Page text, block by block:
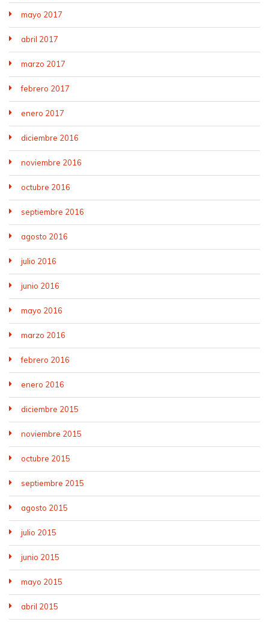
mayo 2017
abril 2017
marzo 2017
febrero 2017
enero 2017
diciembre 2016
noviembre 2016
octubre 2016
septiembre 2016
agosto 2016
julio 2016
junio 2016
mayo 2016
marzo 2016
febrero 2016
enero 2016
diciembre 2015
noviembre 2015
octubre 2015
septiembre 2015
agosto 2015
julio 2015
junio 2015
mayo 2015
abril 2015